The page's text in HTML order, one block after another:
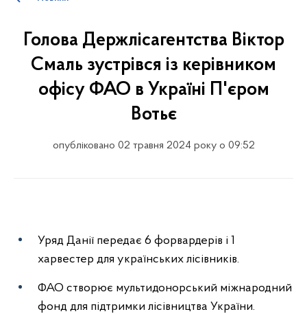
Голова Держлісагентства Віктор
Смаль зустрівся із керівником
офісу ФАО в Україні П'єром
Вотьє
опубліковано 02 травня 2024 року о 09:52
Уряд Данії передає 6 форвардерів і 1
харвестер для українських лісівників.
ФАО створює мультидонорський міжнародний
фонд для підтримки лісівництва України.